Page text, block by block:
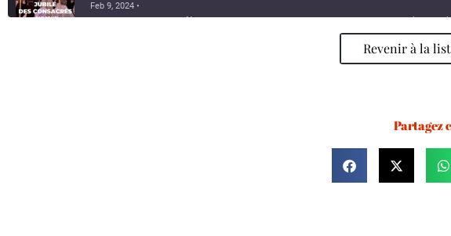
Feb 9, 2024 •
Homélie « Il guérit beaucoup de gens atteints de toutes sortes
Revenir à la
Partagez